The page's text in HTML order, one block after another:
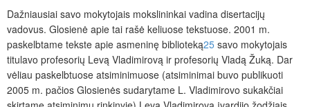
Dažniausiai savo mokytojais mokslininkai vadina disertacijų
vadovus. Glosienė apie tai rašė keliuose tekstuose. 2001 m.
paskelbtame tekste apie asmeninę biblioteką25 savo mokytojais
titulavo profesorių Levą Vladimirovą ir profesorių Vladą Žuką. Dar
vėliau paskelbtuose atsiminimuose (atsiminimai buvo publikuoti
2005 m. pačios Glosienės sudarytame L. Vladimirovo sukakčiai